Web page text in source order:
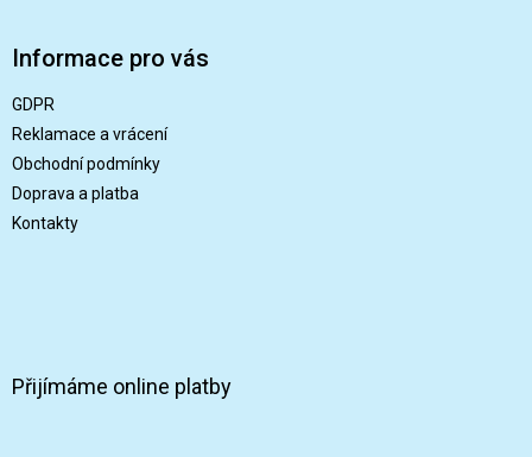
Informace pro vás
GDPR
Reklamace a vrácení
Obchodní podmínky
Doprava a platba
Kontakty
Přijímáme online platby